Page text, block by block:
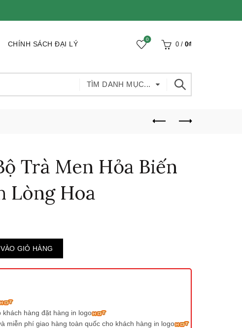
CHÍNH SÁCH ĐẠI LÝ
0
0 / 0₫
TÌM DANH MỤC...
Trà Men Hỏa Biến
Lòng Hoa
GIỎ HÀNG
khách hàng đặt hàng in logo
miễn phí giao hàng toàn quốc cho khách hàng in logo